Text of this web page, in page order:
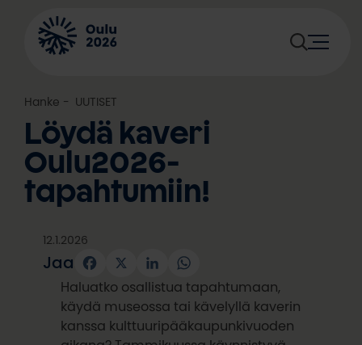
sisältöön
Hanke UUTISET
Löydä kaveri
Oulu2026-
tapahtumiin!
12.1.2026
Jaa Facebook
X LinkedInWhatsApp
Haluatko osallistua tapahtumaan,
käydä museossa tai kävelyllä kaverin
kanssa kulttuuripääkaupunkivuoden